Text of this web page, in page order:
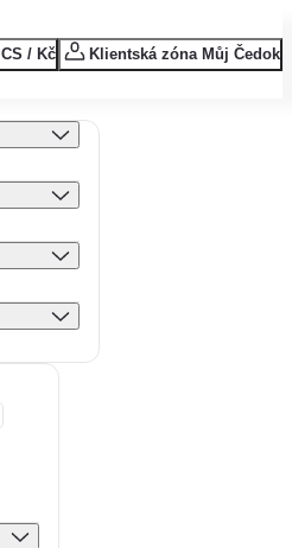
CS / Kč Klientská zóna Můj Čedok